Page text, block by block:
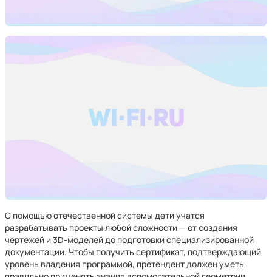
С помощью отечественной системы дети учатся
разрабатывать проекты любой сложности — от создания
чертежей и 3D-моделей до подготовки специализированной
документации. Чтобы получить сертификат, подтверждающий
уровень владения программой, претендент должен уметь